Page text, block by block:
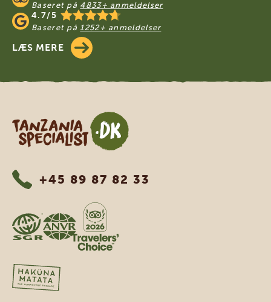
Baseret på 4833+ anmeldelser
4.7/5
Baseret på1252+ anmeldelser
LÆS MERE
Tanzania Specialist
+45 89 87 82 33